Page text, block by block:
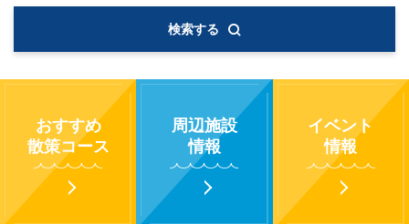
検索する
おすすめ
散策コース
周辺施設
情報
イベント
情報